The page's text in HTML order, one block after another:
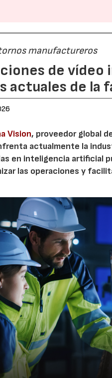
manufactureros
de
actuales de la
Vision, proveedor global
actualmente la
en inteligencia artificial
las operaciones y